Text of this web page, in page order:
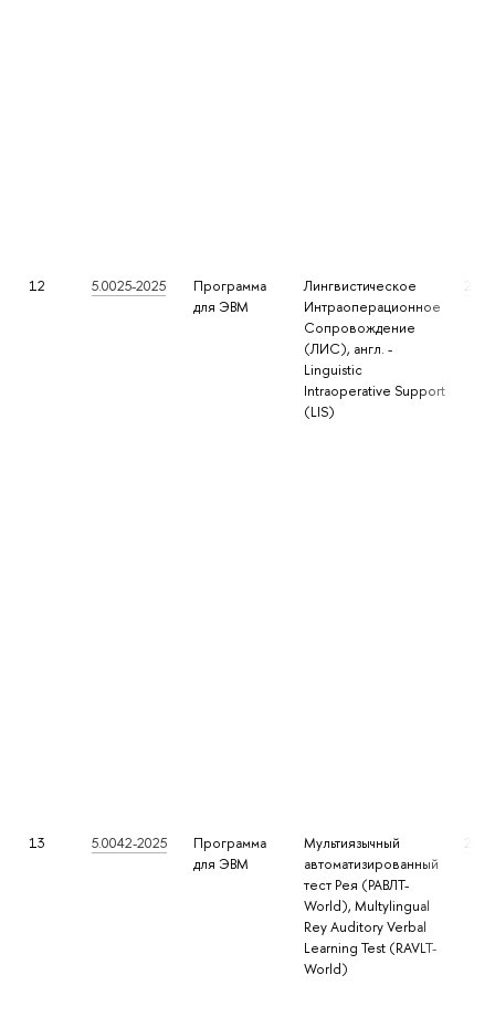
12 5.0025-2025
Программа
для ЭВМ
Лингвистическое
Интраоперационное
Сопровождение
(ЛИС), англ. -
Linguistic
Intraoperative Support
(LIS)
13 5.0042-2025
Программа
для ЭВМ
Мультиязычный
автоматизированный
тест Рея (РАВЛТ-
World), Multylingual
Rey Auditory Verbal
Learning Test (RAVLT-
World)